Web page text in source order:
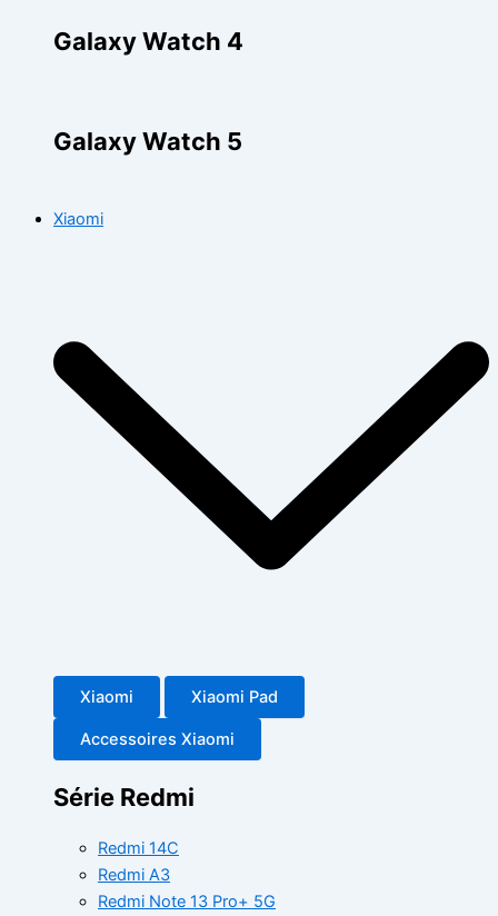
Galaxy Watch 4
Galaxy Watch 5
Xiaomi
Xiaomi Xiaomi Pad
Accessoires Xiaomi
Série Redmi
Redmi 14C
Redmi A3
Redmi Note 13 Pro+ 5G